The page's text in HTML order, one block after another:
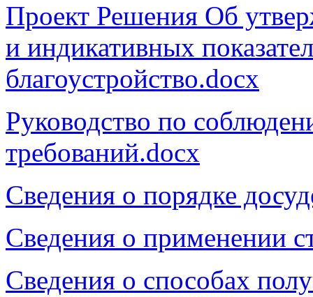
Проект Решения Об
и индикативных
благоустройство.docx
Руководство по
требований.docx
Сведения о порядке
Сведения о применении
Сведения о способах